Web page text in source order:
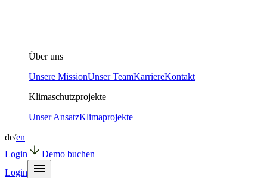
Über uns
Unsere MissionUnser TeamKarriereKontakt
Klimaschutzprojekte
Unser AnsatzKlimaprojekte
de/en
Login
Demo buchen
Login